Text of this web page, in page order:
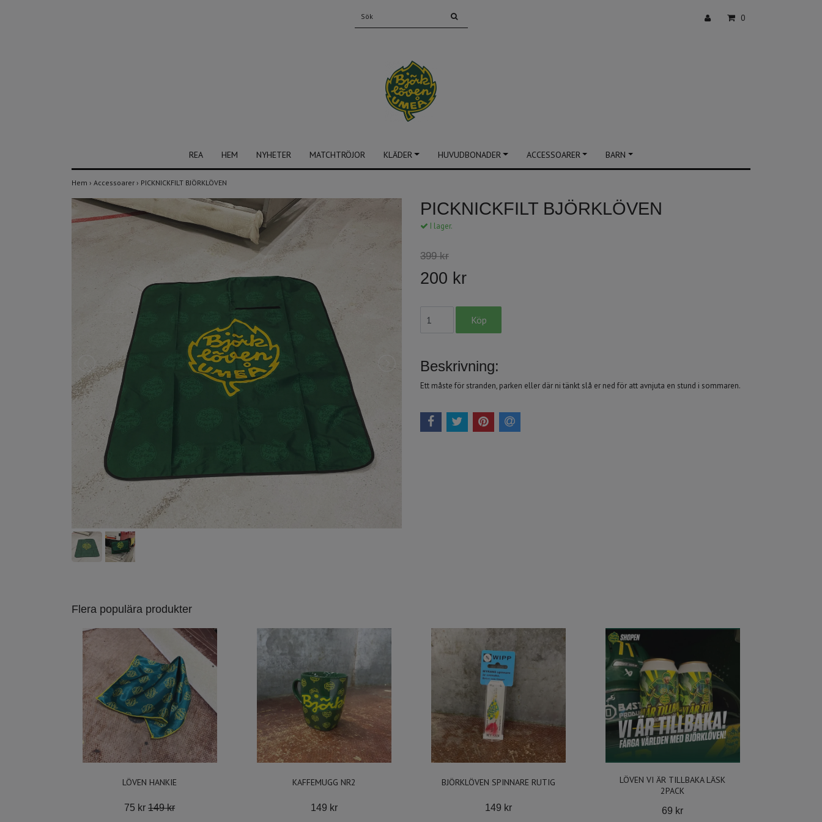
0
REA HEM NYHETER MATCHTRÖJOR KLÄDER HUVUDBONADER ACCESSOARER BARN
Hem › Accessoarer › PICKNICKFILT BJÖRKLÖVEN
PICKNICKFILT BJÖRKLÖVEN
I lager.
399 kr
200 kr
Beskrivning:
Ett måste för stranden, parken eller där ni tänkt slå er ned för att avnjuta en stund i sommaren.
Flera populära produkter
LÖVEN HANKIE
75 kr 149 kr
KAFFEMUGG NR2
149 kr
BJÖRKLÖVEN SPINNARE RUTIG
149 kr
LÖVEN VI ÄR TILLBAKA LÄSK
2PACK
69 kr